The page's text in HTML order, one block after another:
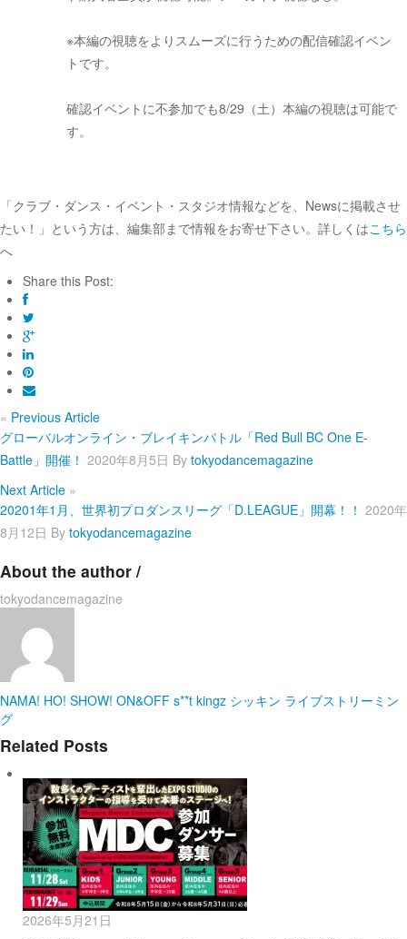
※本編の視聴をよりスムーズに行うための配信確認イベン
トです。
確認イベントに不参加でも8/29（土）本編の視聴は可能で
す。
「クラブ・ダンス・イベント・スタジオ情報などを、Newsに掲載させ
たい！」という方は、編集部まで情報をお寄せ下さい。詳しくはこちら
へ
Share this Post:
« Previous Article
グローバルオンライン・ブレイキンバトル「Red Bull BC One E-
Battle」開催！ 2020年8月5日 By tokyodancemagazine
Next Article »
20201年1月、世界初プロダンスリーグ「D.LEAGUE」開幕！！ 2020年
8月12日 By tokyodancemagazine
About the author /
tokyodancemagazine
NAMA! HO! SHOW! ON&OFF s**t kingz シッキン ライブストリーミン
グ
Related Posts
2026年5月21日